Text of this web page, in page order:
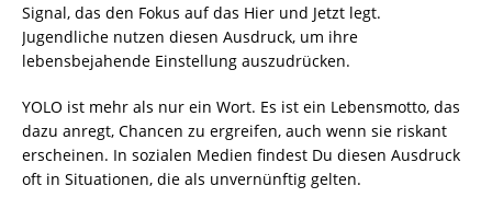
Signal, das den Fokus auf das Hier und Jetzt legt.
Jugendliche nutzen diesen Ausdruck, um ihre
lebensbejahende Einstellung auszudrücken.
YOLO ist mehr als nur ein Wort. Es ist ein Lebensmotto, das
dazu anregt, Chancen zu ergreifen, auch wenn sie riskant
erscheinen. In sozialen Medien findest Du diesen Ausdruck
oft in Situationen, die als unvernünftig gelten.